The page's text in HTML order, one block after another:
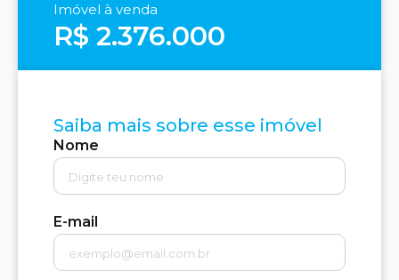
Imóvel à venda
R$ 2.376.000
Saiba mais sobre esse imóvel
Nome
E-mail